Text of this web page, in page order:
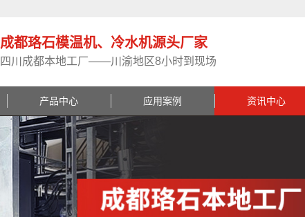
成都珞石模温机、冷水机源头厂家
四川成都本地工厂——川渝地区8小时到现场
产品中心 应用案例 资讯中心